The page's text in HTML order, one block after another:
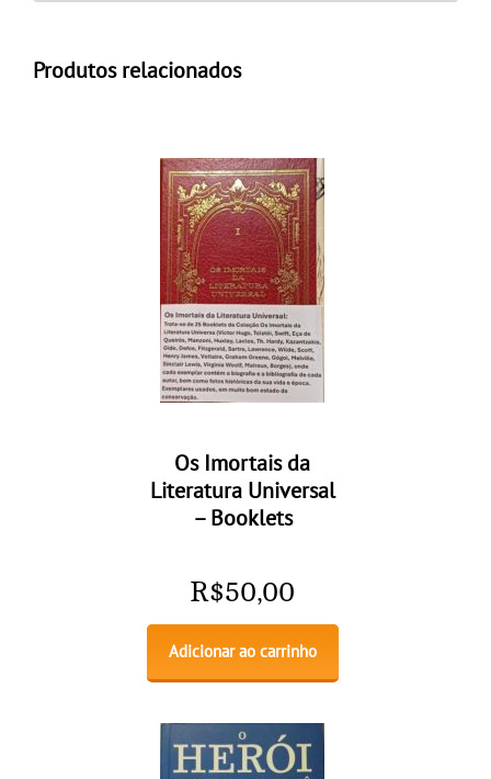
Produtos relacionados
Os Imortais da
Literatura Universal
– Booklets
R$50,00
Adicionar ao carrinho